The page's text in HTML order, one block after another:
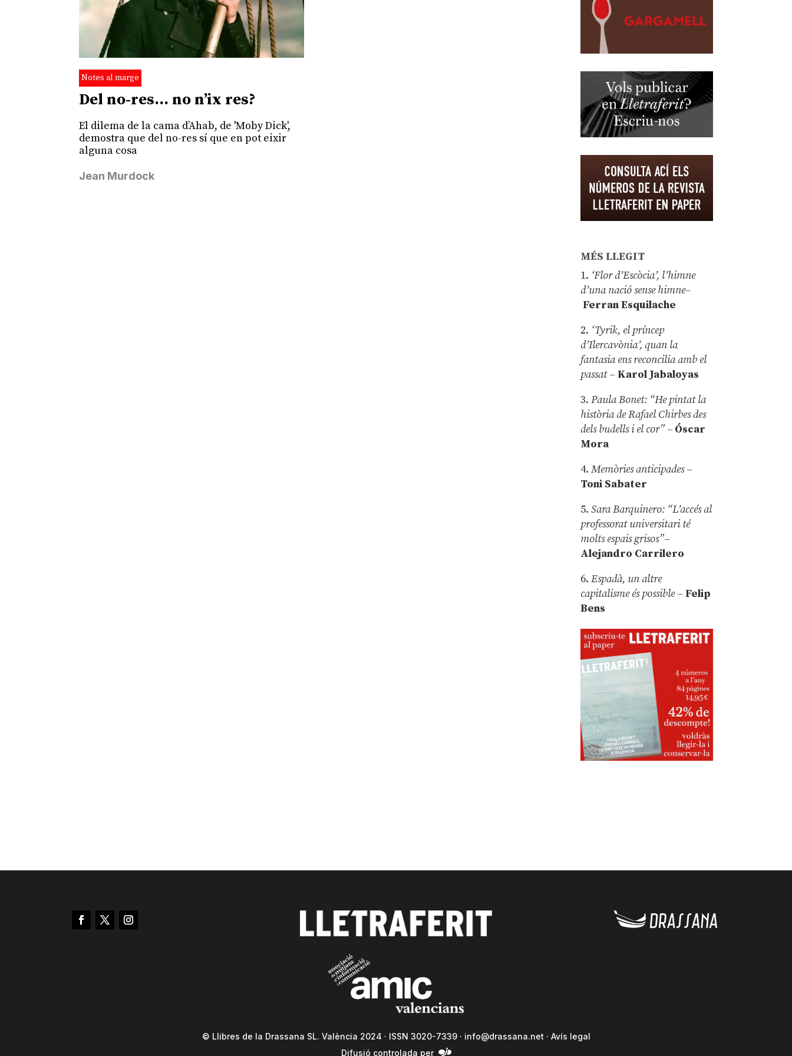
Notes al marge
Del no-res… no n’ix res?
El dilema de la cama d’Ahab, de 'Moby Dick',
demostra que del no-res sí que en pot eixir
alguna cosa
Jean Murdock
MÉS LLEGIT
1. ‘Flor d’Escòcia’, l’himne
d’una nació sense himne–
Ferran Esquilache
2. ‘Tyrik, el príncep
d’Ilercavònia’, quan la
fantasia ens reconcilia amb el
passat– Karol Jabaloyas
3.Paula Bonet: “He pintat la
història de Rafael Chirbes des
dels budells i el cor” – Óscar
Mora
4.Memòries anticipades–
Toni Sabater
5.Sara Barquinero: “L’accés al
professorat universitari té
molts espais grisos”–
Alejandro Carrilero
6.Espadà, un altre
capitalisme és possible – Felip
Bens
© Llibres de la Drassana SL. València 2024 · ISSN 3020-7339 · info@drassana.net · Avís legal
Difusió controlada per